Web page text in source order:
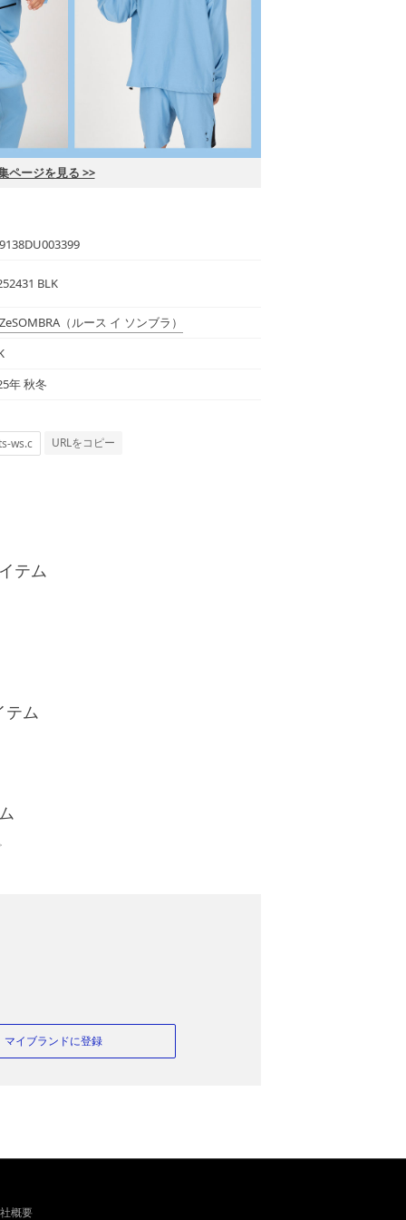
ページを見る >>
BLK
（ルース イ ソンブラ）
年 秋冬
URLをコピー
テム
テム
マイブランドに登録
概要